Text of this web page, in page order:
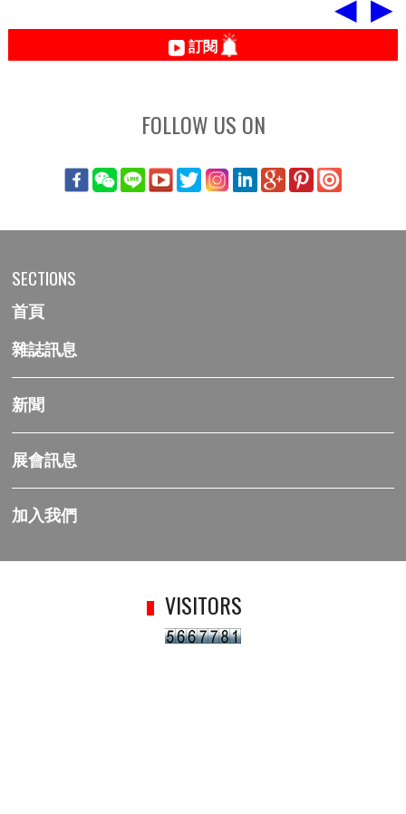
◀ ▶
訂閱
FOLLOW US ON
SECTIONS
首頁
雜誌訊息
新聞
展會訊息
加入我們
VISITORS